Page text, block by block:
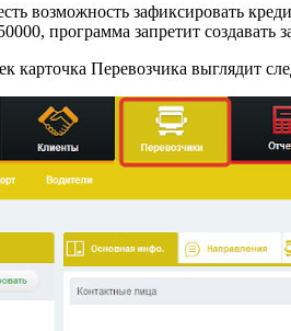
возможность зафиксировать
программа запретит создавать
карточка Перевозчика выглядит